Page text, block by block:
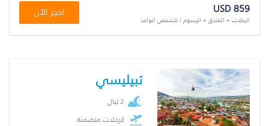
USD 859
الرحلات + الفندق + الرسوم / للشخص الواحد
احجز الآن
تبيليسي
2 ليال
الرحلات متضمنة